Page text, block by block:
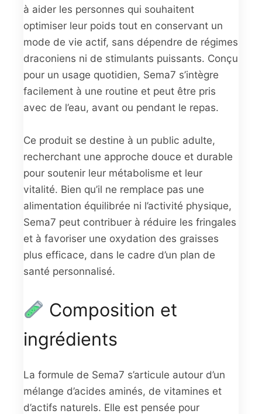
à aider les personnes qui souhaitent
optimiser leur poids tout en conservant un
mode de vie actif, sans dépendre de régimes
draconiens ni de stimulants puissants. Conçu
pour un usage quotidien, Sema7 s’intègre
facilement à une routine et peut être pris
avec de l’eau, avant ou pendant le repas.
Ce produit se destine à un public adulte,
recherchant une approche douce et durable
pour soutenir leur métabolisme et leur
vitalité. Bien qu’il ne remplace pas une
alimentation équilibrée ni l’activité physique,
Sema7 peut contribuer à réduire les fringales
et à favoriser une oxydation des graisses
plus efficace, dans le cadre d’un plan de
santé personnalisé.
Composition et
ingrédients
La formule de Sema7 s’articule autour d’un
mélange d’acides aminés, de vitamines et
d’actifs naturels. Elle est pensée pour